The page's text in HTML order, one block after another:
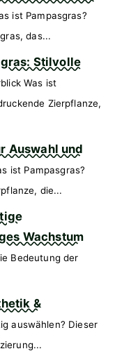
ist Pampasgras?
das...
Stilvolle
Was ist
Zierpflanze,
Auswahl und
ist Pampasgras?
die...
Wachstum
Bedeutung der
&
auswählen? Dieser